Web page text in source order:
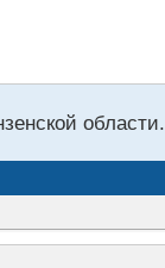
области.